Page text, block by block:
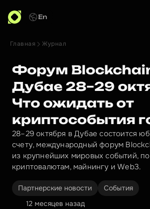
En
Главная Журнал
Форум
Дубае 28–29
Что ожидать от
криптособытия
28–29 октября в Дубае состоится
счету, международный форум
из крупнейших мировых событий,
криптовалютам, майнингу и Web3.
Партнерские новости События
12 месяцев назад